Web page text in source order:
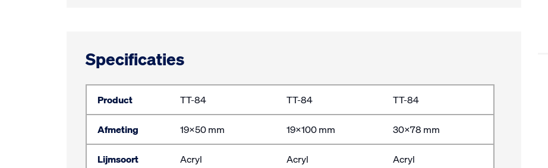
Specificaties
Product TT-84 TT-84
TT-84
Afmeting
19×50 mm 19×100 mm
30×78 mm
Lijmsoort
Acryl Acryl
Acryl